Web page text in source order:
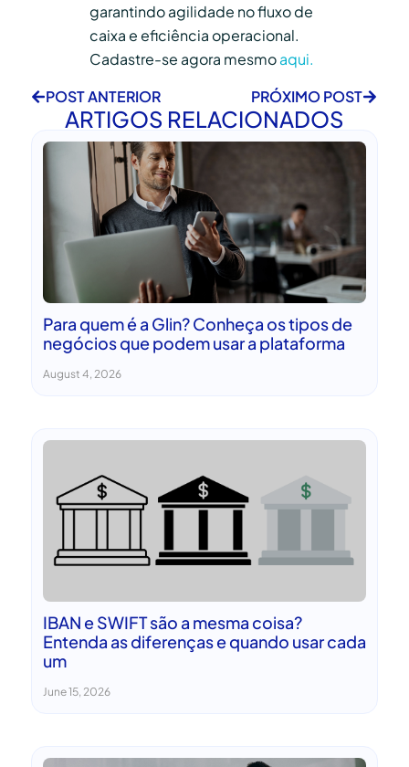
garantindo agilidade no fluxo de
caixa e eficiência operacional.
Cadastre-se agora mesmoaqui.
POST ANTERIOR
PRÓXIMO POST
ARTIGOS RELACIONADOS
Para quem é a Glin? Conheça os tipos de
negócios que podem usar a plataforma
August 4, 2026
IBAN e SWIFT são a mesma coisa?
Entenda as diferenças e quando usar cada
um
June 15, 2026